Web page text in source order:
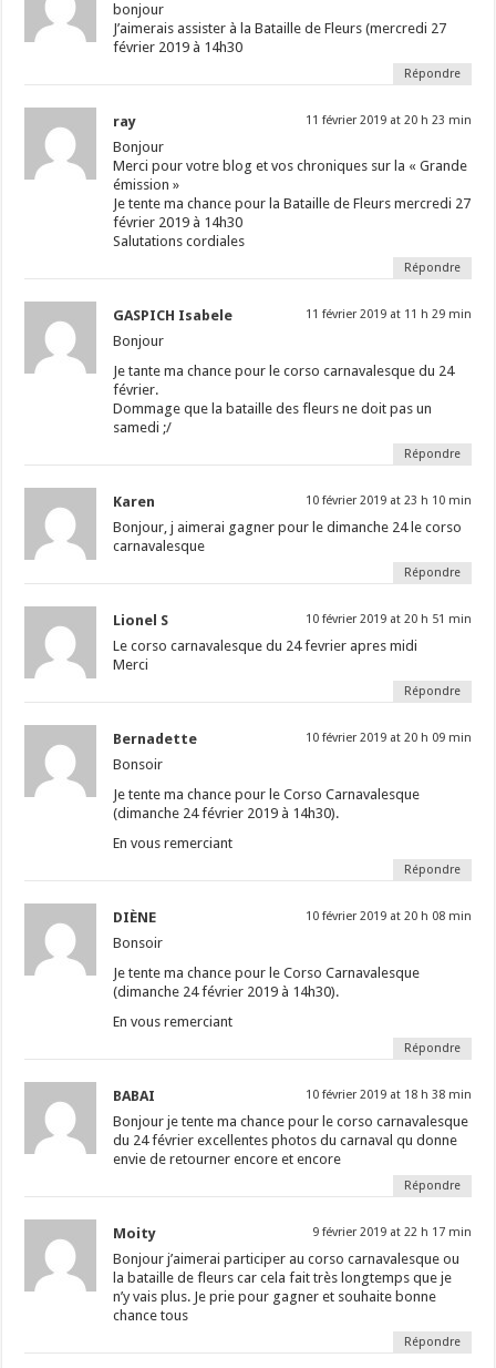
bonjour
J’aimerais assister à la Bataille de Fleurs (mercredi 27
février 2019 à 14h30
Répondre
ray 11 février 2019 at 20 h 23 min
Bonjour
Merci pour votre blog et vos chroniques sur la « Grande
émission »
Je tente ma chance pour la Bataille de Fleurs mercredi 27
février 2019 à 14h30
Salutations cordiales
Répondre
GASPICH Isabele 11 février 2019 at 11 h 29 min
Bonjour
Je tante ma chance pour le corso carnavalesque du 24
février.
Dommage que la bataille des fleurs ne doit pas un
samedi ;/
Répondre
Karen 10 février 2019 at 23 h 10 min
Bonjour, j aimerai gagner pour le dimanche 24 le corso
carnavalesque
Répondre
Lionel S 10 février 2019 at 20 h 51 min
Le corso carnavalesque du 24 fevrier apres midi
Merci
Répondre
Bernadette 10 février 2019 at 20 h 09 min
Bonsoir
Je tente ma chance pour le Corso Carnavalesque
(dimanche 24 février 2019 à 14h30).
En vous remerciant
Répondre
DIÈNE 10 février 2019 at 20 h 08 min
Bonsoir
Je tente ma chance pour le Corso Carnavalesque
(dimanche 24 février 2019 à 14h30).
En vous remerciant
Répondre
BABAI 10 février 2019 at 18 h 38 min
Bonjour je tente ma chance pour le corso carnavalesque
du 24 février excellentes photos du carnaval qu donne
envie de retourner encore et encore
Répondre
Moity 9 février 2019 at 22 h 17 min
Bonjour j’aimerai participer au corso carnavalesque ou
la bataille de fleurs car cela fait très longtemps que je
n’y vais plus. Je prie pour gagner et souhaite bonne
chance tous
Répondre